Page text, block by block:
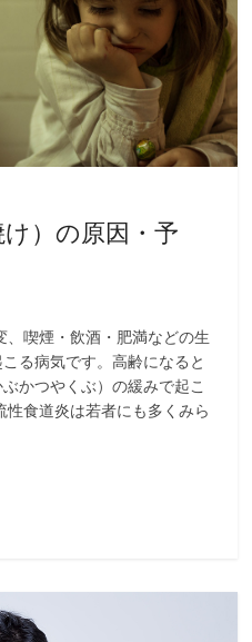
）の原因・予
喫煙・飲酒・肥満などの生
る病気です。高齢になると
かつやくぶ）の緩みで起こ
食道炎は若者にも多くみら